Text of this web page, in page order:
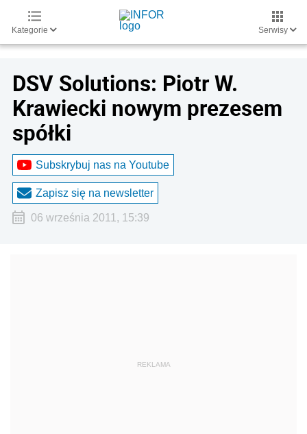
Kategorie Serwisy
DSV Solutions: Piotr W.
Krawiecki nowym prezesem
spółki
Subskrybuj nas na Youtube
Zapisz się na newsletter
06 września 2011, 15:39